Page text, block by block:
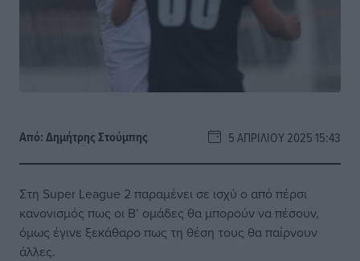
Από:Δημήτρης Στούμπης 5 ΑΠΡΙΛΊΟΥ 2025 15:43
Στη Super League 2 παραμένει σε ισχύ ο από πέρσι
κανονισμός πως οι Β’ ομάδες θα μπορούν να πέσουν,
όμως έγινε ξεκάθαρο πως τη θέση τους θα παίρνουν
άλλες.